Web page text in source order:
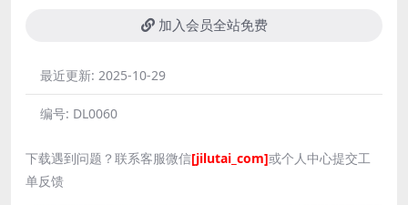
加入会员全站免费
最近更新: 2025-10-29
编号: DL0060
下载遇到问题？联系客服微信[jilutai_com]或个人中心提交工
单反馈